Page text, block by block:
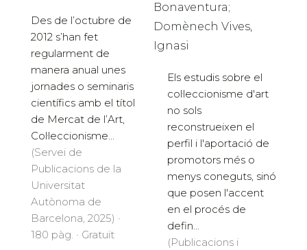
Des de l’octubre de
2012 s’han fet
regularment de
manera anual unes
jornades o seminaris
científics amb el títol
de Mercat de l’Art,
Col·leccionisme...
(Servei de
Publicacions de la
Universitat
Autònoma de
Barcelona, 2025) ·
180 pàg. · Gratuït
Bonaventura;
Domènech Vives,
Ignasi
Els estudis sobre el
col·leccionisme d'art
no sols
reconstrueixen el
perfil i l'aportació de
promotors més o
menys coneguts, sinó
que posen l'accent
en el procés de
defin...
(Publicacions i